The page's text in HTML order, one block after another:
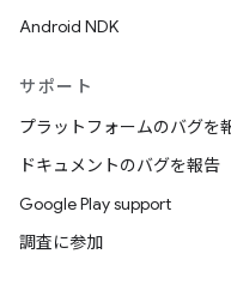
Android NDK
サポート
プラットフォームのバグを
ドキュメントのバグを報告
Google Play support
調査に参加